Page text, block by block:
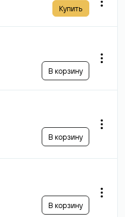
Купить
В корзину
В корзину
В корзину